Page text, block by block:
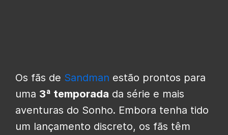
Os fãs de Sandman estão prontos para
uma 3ª temporada da série e mais
aventuras do Sonho. Embora tenha tido
um lançamento discreto, os fãs têm